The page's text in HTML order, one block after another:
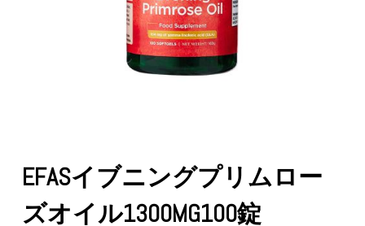
EFASイブニングプリムロー
ズオイル1300MG100錠